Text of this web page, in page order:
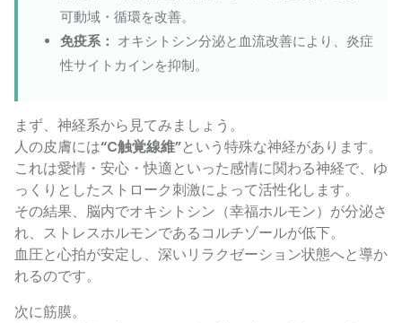
可動域・循環を改善。
免疫系： オキシトシン分泌と血流改善により、炎症
性サイトカインを抑制。
まず、神経系から見てみましょう。
人の皮膚には“C触覚線維”という特殊な神経があります。
これは愛情・安心・快適といった感情に関わる神経で、ゆ
っくりとしたストローク刺激によって活性化します。
その結果、脳内でオキシトシン（幸福ホルモン）が分泌さ
れ、ストレスホルモンであるコルチゾールが低下。
血圧と心拍が安定し、深いリラクゼーション状態へと導か
れるのです。
次に筋膜。